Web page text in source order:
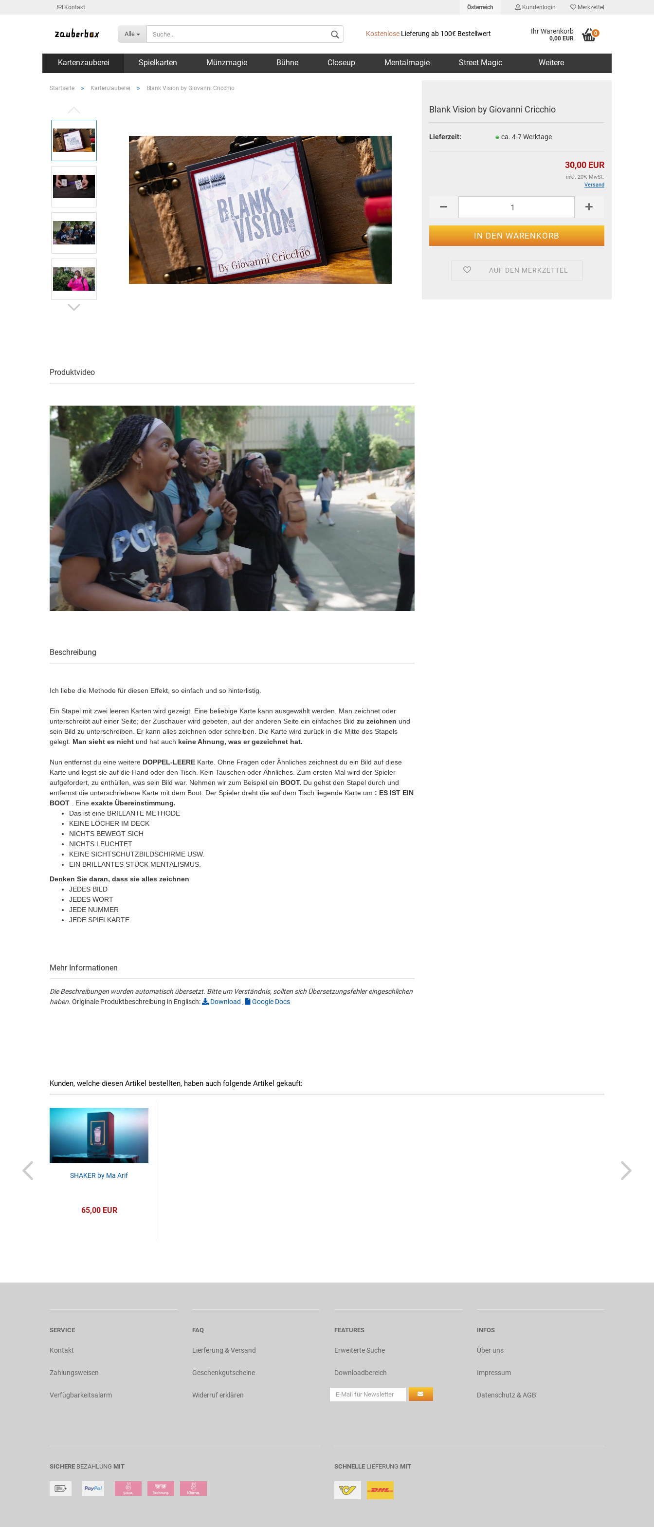
Kontakt Österreich
Lieferland
Kundenlogin
Konto erstellen
Merkzettel
Alle Kostenlose Lieferung ab 100€ Bestellwert Ihr Warenkorb
0,00 EUR
0
Kartenzauberei Spielkarten Münzmagie Bühne Closeup Mentalmagie Street Magic Weitere
Startseite » Kartenzauberei » Blank Vision by Giovanni Cricchio
Blank Vision by Giovanni Cricchio
Lieferzeit: ca. 4-7 Werktage
30,00 EUR
inkl. 20% MwSt.
Versand
AUF DEN MERKZETTEL
Produktvideo
Beschreibung
Ich liebe die Methode für diesen Effekt, so einfach und so hinterlistig.
Ein Stapel mit zwei leeren Karten wird gezeigt. Eine beliebige Karte kann ausgewählt werden. Man zeichnet oder
unterschreibt auf einer Seite; der Zuschauer wird gebeten, auf der anderen Seite ein einfaches Bild zu zeichnen und
sein Bild zu unterschreiben. Er kann alles zeichnen oder schreiben. Die Karte wird zurück in die Mitte des Stapels
gelegt. Man sieht es nicht und hat auch keine Ahnung, was er gezeichnet hat.
Nun entfernst du eine weitere DOPPEL-LEERE Karte. Ohne Fragen oder Ähnliches zeichnest du ein Bild auf diese
Karte und legst sie auf die Hand oder den Tisch. Kein Tauschen oder Ähnliches. Zum ersten Mal wird der Spieler
aufgefordert, zu enthüllen, was sein Bild war. Nehmen wir zum Beispiel ein BOOT. Du gehst den Stapel durch und
entfernst die unterschriebene Karte mit dem Boot. Der Spieler dreht die auf dem Tisch liegende Karte um : ES IST EIN
BOOT . Eine exakte Übereinstimmung.
Das ist eine BRILLANTE METHODE
KEINE LÖCHER IM DECK
NICHTS BEWEGT SICH
NICHTS LEUCHTET
KEINE SICHTSCHUTZBILDSCHIRME USW.
EIN BRILLANTES STÜCK MENTALISMUS.
Denken Sie daran, dass sie alles zeichnen
JEDES BILD
JEDES WORT
JEDE NUMMER
JEDE SPIELKARTE
Mehr Informationen
Die Beschreibungen wurden automatisch übersetzt. Bitte um Verständnis, sollten sich Übersetzungsfehler eingeschlichen
haben. Originale Produktbeschreibung in Englisch: Download , Google Docs
Kunden, welche diesen Artikel bestellten, haben auch folgende Artikel gekauft:
SHAKER by Ma Arif
65,00 EUR
SERVICE
Kontakt
Zahlungsweisen
Verfügbarkeitsalarm
FAQ
Lierferung & Versand
Geschenkgutscheine
Widerruf erklären
FEATURES
Erweiterte Suche
Downloadbereich
INFOS
Über uns
Impressum
Datenschutz & AGB
SICHERE BEZAHLUNG MIT SCHNELLE LIEFERUNG MIT